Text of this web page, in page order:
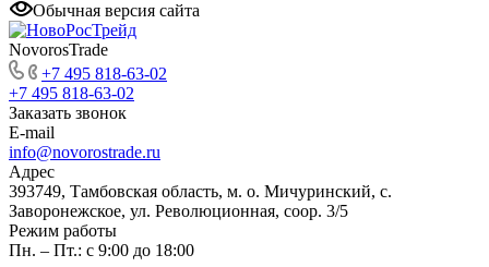
Обычная версия сайта
NovorosTrade
+7 495 818-63-02
+7 495 818-63-02
Заказать звонок
E-mail
info@novorostrade.ru
Адрес
393749, Тамбовская область, м. о. Мичуринский, с.
Заворонежское, ул. Революционная, соор. 3/5
Режим работы
Пн. – Пт.: с 9:00 до 18:00